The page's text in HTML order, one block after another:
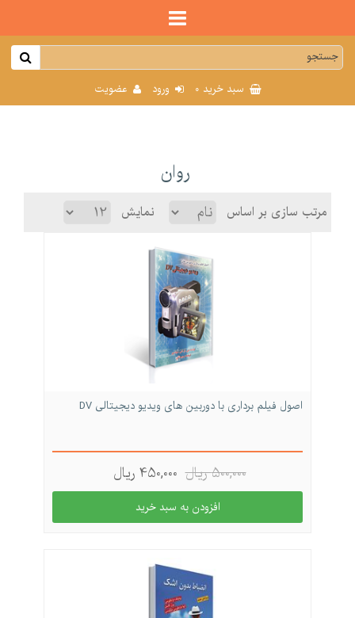
سبد خرید 0 ورود عضویت
روان
مرتب سازی بر اساس نمایش
اصول فیلم برداری با دوربین های ویدیو دیجیتالی DV
500,000 ريال 450,000 ريال